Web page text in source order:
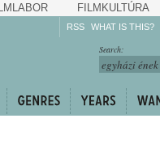
FILMKULTÚRA
RSS WHAT IS THIS?
Search: